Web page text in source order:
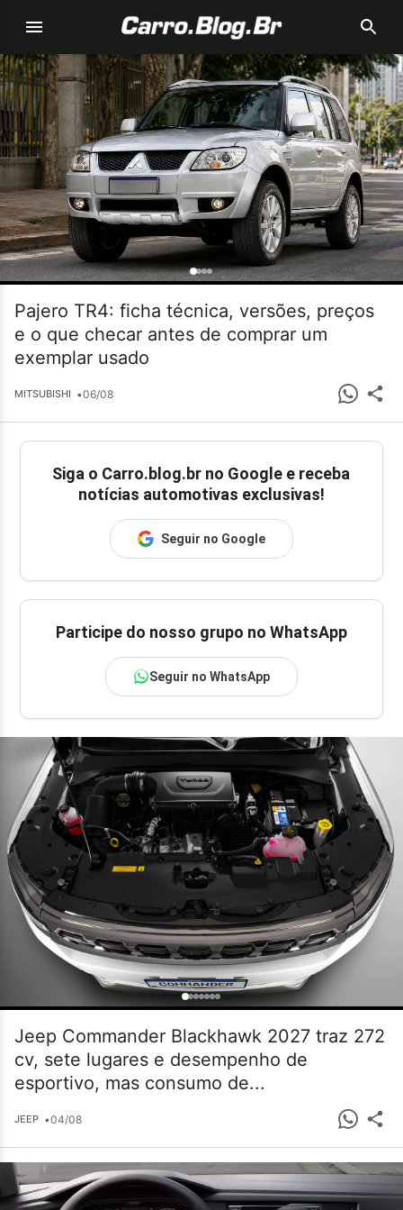
Pajero TR4: ficha técnica, versões, preços
e o que checar antes de comprar um
exemplar usado
MITSUBISHI •06/08
Siga o Carro.blog.br no Google e receba
notícias automotivas exclusivas!
Seguir no Google
Participe do nosso grupo no WhatsApp
Seguir no WhatsApp
Jeep Commander Blackhawk 2027 traz 272
cv, sete lugares e desempenho de
esportivo, mas consumo de...
JEEP •04/08